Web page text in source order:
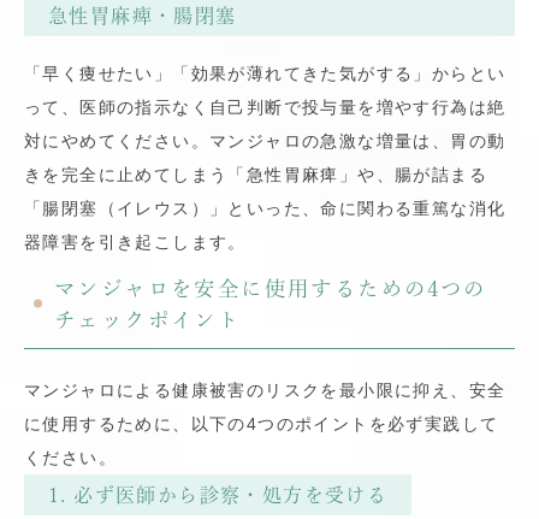
急性胃麻痺・腸閉塞
「早く痩せたい」「効果が薄れてきた気がする」からとい
って、医師の指示なく自己判断で投与量を増やす行為は絶
対にやめてください。マンジャロの急激な増量は、胃の動
きを完全に止めてしまう「急性胃麻痺」や、腸が詰まる
「腸閉塞（イレウス）」といった、命に関わる重篤な消化
器障害を引き起こします。
マンジャロを安全に使用するための4つの
チェックポイント
マンジャロによる健康被害のリスクを最小限に抑え、安全
に使用するために、以下の4つのポイントを必ず実践して
ください。
1. 必ず医師から診察・処方を受ける